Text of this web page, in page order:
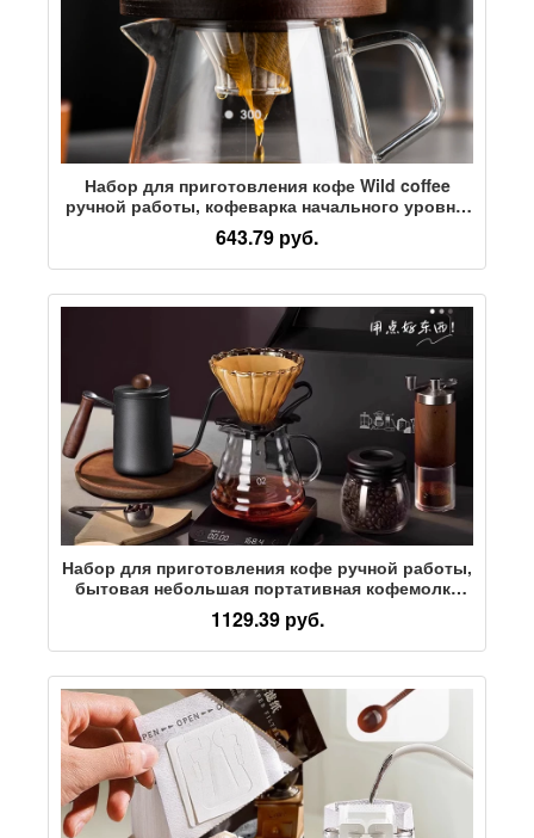
Набор для приготовления кофе Wild coffee
ручной работы, кофеварка начального уровня,
кофемашина ручного помола, полный комплект
бытовой техники, кофейник для совместного
использования, чашка-фильтр
643.79 руб.
Набор для приготовления кофе ручной работы,
бытовая небольшая портативная кофемолка
высокого класса в подарочной упаковке с
ручным приводом, полный комплект
кофемашины ручного помола
1129.39 руб.